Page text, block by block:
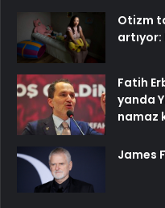
Otizm
Fatih
yanda
namaz
James